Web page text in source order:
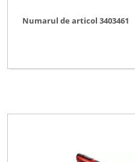
Numarul de articol 3403461